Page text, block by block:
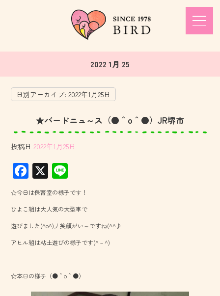
2022 1月 25
日別アーカイブ:2022年1月25日
★バードニュ～ス（●＾o＾●）JR堺市
投稿日 2022年1月25日
F
ac
e
b
o
ok
X
ne
☆今日は保育室の様子です！
ひよこ組は大人気の大型車で
遊びました(^o^)丿笑顔がい～ですね(^^♪
アヒル組は粘土遊びの様子です(^－^)
☆本日の様子（●＾o＾●）